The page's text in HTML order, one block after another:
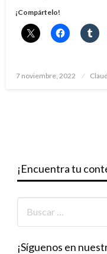
¡Compártelo!
Publicado
7 noviembre, 2022
¡Encuentra tu
¡Síguenos en